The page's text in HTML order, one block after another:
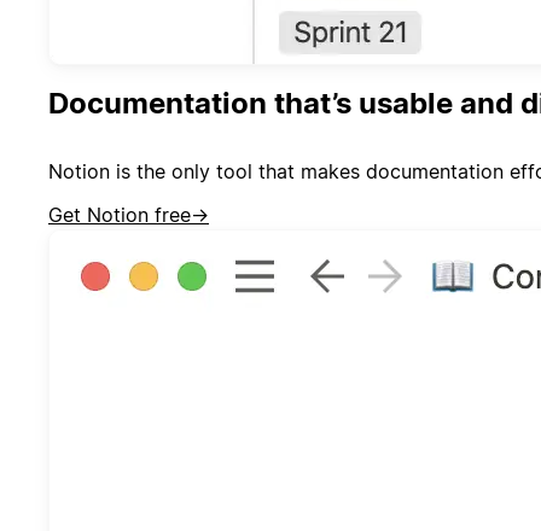
Documentation that’s usable and
Notion is the only tool that makes documentation
Get Notion free→